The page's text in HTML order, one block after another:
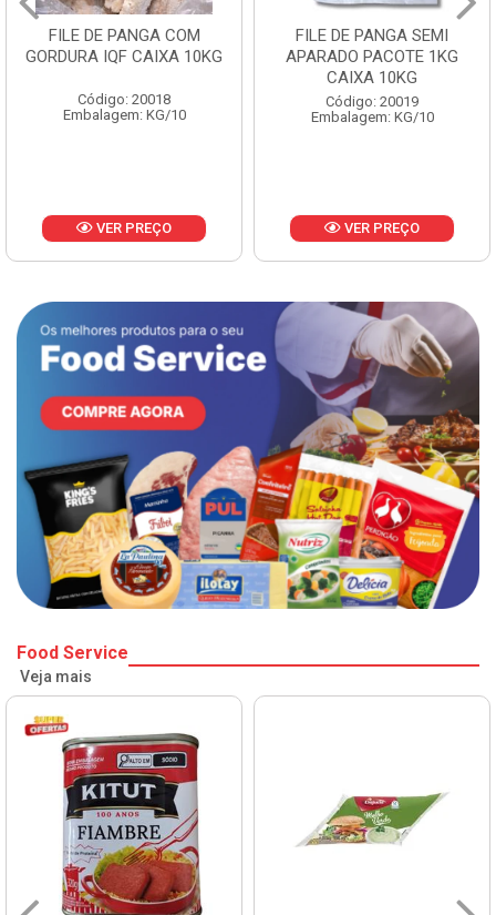
FILE DE PANGA SEMI
APARADO PACOTE 1KG
Código: 20019
Embalagem: KG/10
VER PREÇO
POLACA DESFIADA
PESCAMARES PCT5KG
CX10KG
Código: 20161
Embalagem: KG/10
VER PREÇO
Food Service
Veja mais